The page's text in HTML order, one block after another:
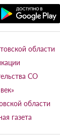
области
СО
области
газета